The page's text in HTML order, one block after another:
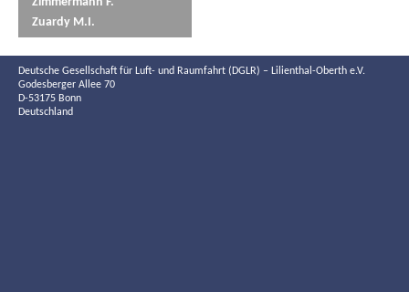
Zuardy M.I.
Deutsche Gesellschaft für Luft- und Raumfahrt (DGLR) – Lilienthal-Oberth e.V.
Godesberger Allee 70
D-53175 Bonn
Deutschland